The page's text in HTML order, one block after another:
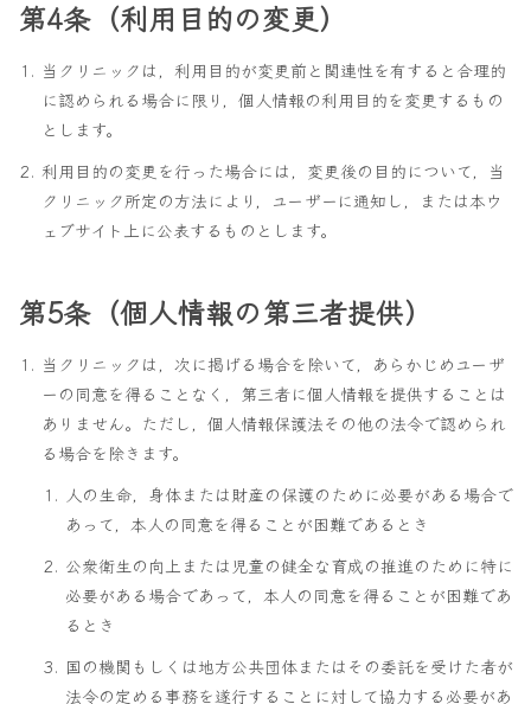
第4条（利用目的の変更）
当クリニックは，利用目的が変更前と関連性を有すると合理的
に認められる場合に限り，個人情報の利用目的を変更するもの
とします。
利用目的の変更を行った場合には，変更後の目的について，当
クリニック所定の方法により，ユーザーに通知し，または本ウ
ェブサイト上に公表するものとします。
第5条（個人情報の第三者提供）
当クリニックは，次に掲げる場合を除いて，あらかじめユーザ
ーの同意を得ることなく，第三者に個人情報を提供することは
ありません。ただし，個人情報保護法その他の法令で認められ
る場合を除きます。
人の生命，身体または財産の保護のために必要がある場合で
あって，本人の同意を得ることが困難であるとき
公衆衛生の向上または児童の健全な育成の推進のために特に
必要がある場合であって，本人の同意を得ることが困難であ
るとき
国の機関もしくは地方公共団体またはその委託を受けた者が
法令の定める事務を遂行することに対して協力する必要があ